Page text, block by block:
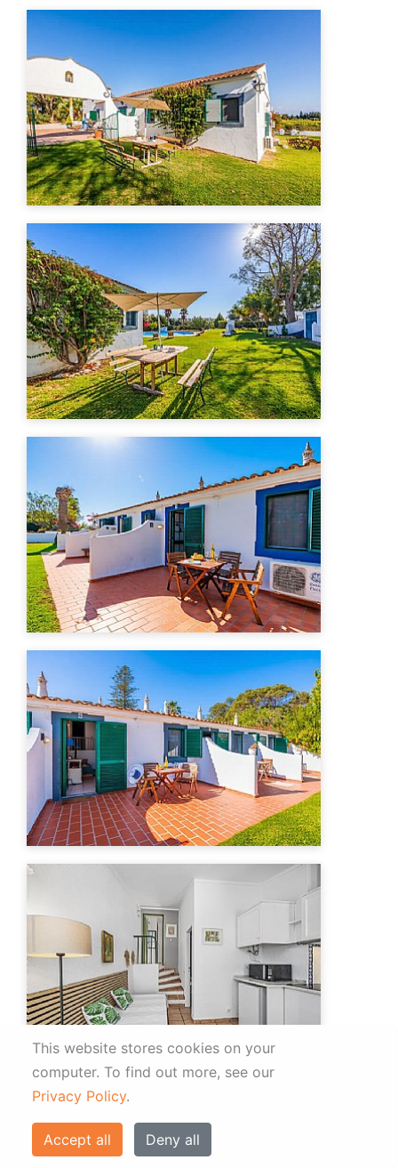
This website stores cookies on your
computer. To find out more, see our
Privacy Policy.
Accept all Deny all